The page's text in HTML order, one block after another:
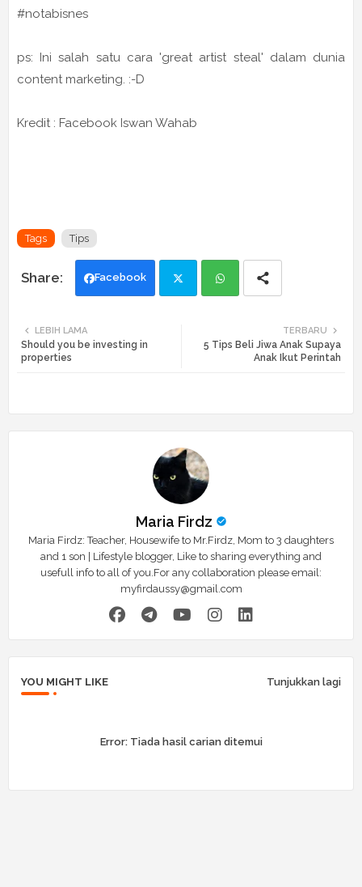
#notabisnes
ps: Ini salah satu cara 'great artist steal' dalam dunia
content marketing. :-D
Kredit : Facebook Iswan Wahab
Tags Tips
Facebook
ats
TERBARU
5 Tips Beli Jiwa Anak Supaya
Anak Ikut Perintah
LEBIH LAMA
Should you be investing in
properties
Maria Firdz
Maria Firdz: Teacher, Housewife to Mr.Firdz, Mom to 3 daughters
and 1 son | Lifestyle blogger, Like to sharing everything and
usefull info to all of you.For any collaboration please email:
myfirdaussy@gmail.com
YOU MIGHT LIKE Tunjukkan lagi
Error:Tiada hasil carian ditemui